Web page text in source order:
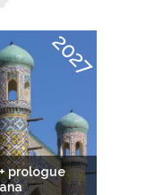
prologue
2027